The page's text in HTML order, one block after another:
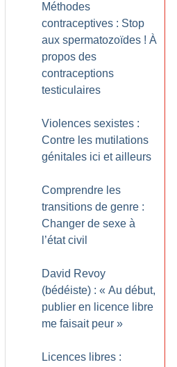
Méthodes
contraceptives : Stop
aux spermatozoïdes ! À
propos des
contraceptions
testiculaires
Violences sexistes :
Contre les mutilations
génitales ici et ailleurs
Comprendre les
transitions de genre :
Changer de sexe à
l’état civil
David Revoy
(bédéiste) : « Au début,
publier en licence libre
me faisait peur »
Licences libres :